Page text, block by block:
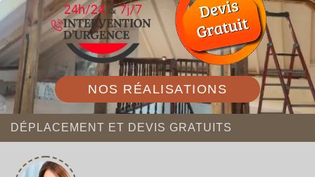
NOS RÉALISATIONS
DÉPLACEMENT ET DEVIS GRATUITS